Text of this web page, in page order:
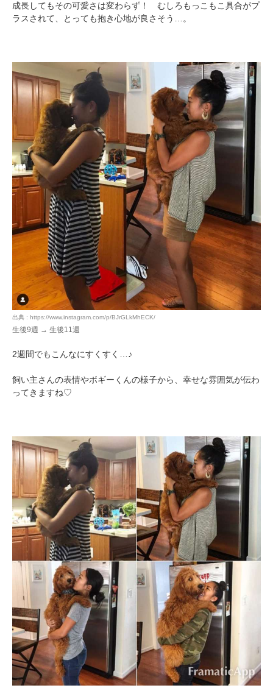
成長してもその可愛さは変わらず！ むしろもっこもこ具合がプ
ラスされて、とっても抱き心地が良さそう…。
出典 : https://www.instagram.com/p/BJrGLkMhECK/
生後9週 → 生後11週
2週間でもこんなにすくすく…♪
飼い主さんの表情やボギーくんの様子から、幸せな雰囲気が伝わ
ってきますね♡